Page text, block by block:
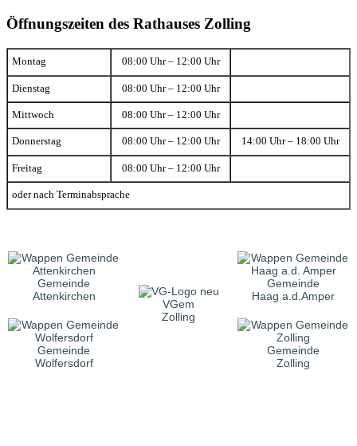
Öffnungszeiten des Rathauses Zolling
Montag 08:00 Uhr – 12:00 Uhr
Dienstag 08:00 Uhr – 12:00 Uhr
Mittwoch 08:00 Uhr – 12:00 Uhr
Donnerstag 08:00 Uhr – 12:00 Uhr 14:00 Uhr – 18:00 Uhr
Freitag 08:00 Uhr – 12:00 Uhr
oder nach Terminabsprache
Gemeinde
Attenkirchen
VGem
Zolling
Gemeinde
Haag a.d.Amper
Gemeinde
Wolfersdorf
Gemeinde
Zolling